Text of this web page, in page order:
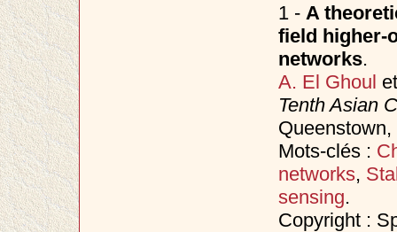
1 - A
field higher-
networks.
A. El Ghoul
Tenth Asian
Mots-clés :
networks,
sensing.
Copyright :